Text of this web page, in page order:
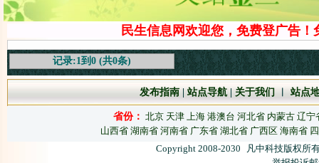
民生信息网欢迎您，免费登广告
记录:1到0 (共0条)
发布指南|站点导航| 关于我们 站点
省份： 北京 天津 上海 港澳台 河北省 内蒙古 辽宁
山西省 湖南省 河南省 广东省 湖北省 广西区 海南省
Copyright 2008-2030
凡中科技版权所